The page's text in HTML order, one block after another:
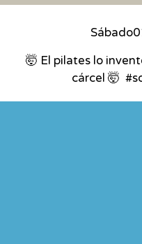
Sábado
🤯 El pilates lo
cárcel 🤯⁣